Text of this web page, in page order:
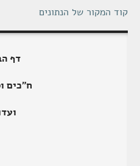
קוד המקור של הנתונים
דף
ח"כים